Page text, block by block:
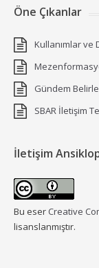
Öne Çıkanlar
Kullanımlar ve
Gündem
SBAR İletişim
İletişim
Bu eser Creative
lisanslanmıştır.